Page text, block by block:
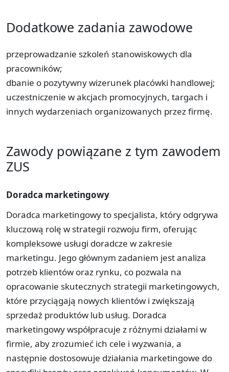
Dodatkowe zadania zawodowe
przeprowadzanie szkoleń stanowiskowych dla
pracowników;
dbanie o pozytywny wizerunek placówki handlowej;
uczestniczenie w akcjach promocyjnych, targach i
innych wydarzeniach organizowanych przez firmę.
Zawody powiązane z tym zawodem
ZUS
Doradca marketingowy
Doradca marketingowy to specjalista, który odgrywa
kluczową rolę w strategii rozwoju firm, oferując
kompleksowe usługi doradcze w zakresie
marketingu. Jego głównym zadaniem jest analiza
potrzeb klientów oraz rynku, co pozwala na
opracowanie skutecznych strategii marketingowych,
które przyciągają nowych klientów i zwiększają
sprzedaż produktów lub usług. Doradca
marketingowy współpracuje z różnymi działami w
firmie, aby zrozumieć ich cele i wyzwania, a
następnie dostosowuje działania marketingowe do